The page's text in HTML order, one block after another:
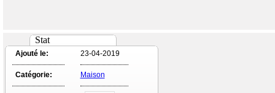
Stat
Ajouté le: 23-04-2019
Catégorie: Maison